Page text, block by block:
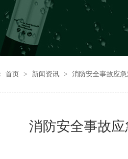
首页 > 新闻资讯 > 消防安全事故应
消防安全事故应